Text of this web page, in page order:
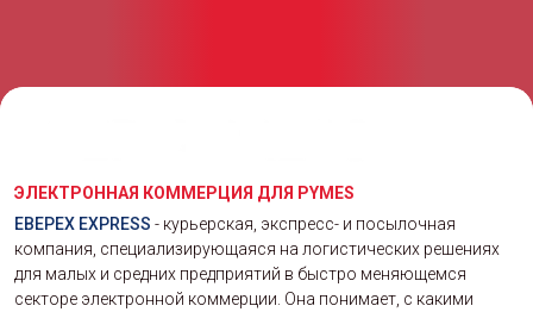
ЭЛЕКТРОННАЯ КОММЕРЦИЯ ДЛЯ PYMES
EBEPEX EXPRESS - курьерская, экспресс- и посылочная
компания, специализирующаяся на логистических решениях
для малых и средних предприятий в быстро меняющемся
секторе электронной коммерции. Она понимает, с какими